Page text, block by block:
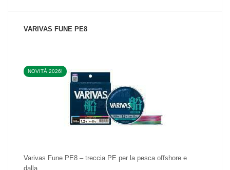
VARIVAS FUNE PE8
NOVITÀ 2026!
VEDI IL PRODOTTO
Varivas Fune PE8 – treccia PE per la pesca offshore e
dalla...